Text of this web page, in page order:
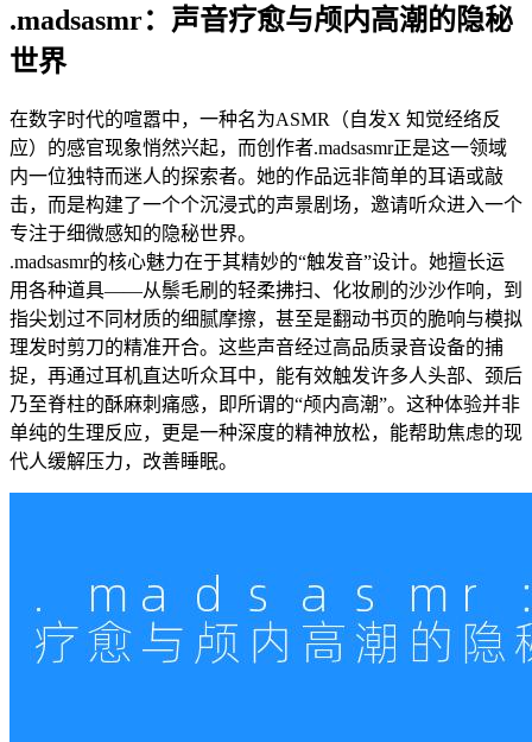
.madsasmr：声音疗愈与颅内高潮的隐秘
世界
在数字时代的喧嚣中，一种名为ASMR（自发X 知觉经络反
应）的感官现象悄然兴起，而创作者.madsasmr正是这一领域
内一位独特而迷人的探索者。她的作品远非简单的耳语或敲
击，而是构建了一个个沉浸式的声景剧场，邀请听众进入一个
专注于细微感知的隐秘世界。
.madsasmr的核心魅力在于其精妙的“触发音”设计。她擅长运
用各种道具——从鬃毛刷的轻柔拂扫、化妆刷的沙沙作响，到
指尖划过不同材质的细腻摩擦，甚至是翻动书页的脆响与模拟
理发时剪刀的精准开合。这些声音经过高品质录音设备的捕
捉，再通过耳机直达听众耳中，能有效触发许多人头部、颈后
乃至脊柱的酥麻刺痛感，即所谓的“颅内高潮”。这种体验并非
单纯的生理反应，更是一种深度的精神放松，能帮助焦虑的现
代人缓解压力，改善睡眠。